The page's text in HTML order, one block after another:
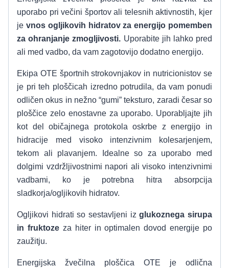
uporabo pri večini športov ali telesnih aktivnostih, kjer
je vnos ogljikovih hidratov za energijo pomemben
za ohranjanje zmogljivosti. Uporabite jih lahko pred
ali med vadbo, da vam zagotovijo dodatno energijo.
Ekipa OTE športnih strokovnjakov in nutricionistov se
je pri teh ploščicah izredno potrudila, da vam ponudi
odličen okus in nežno “gumi” teksturo, zaradi česar so
ploščice zelo enostavne za uporabo. Uporabljajte jih
kot del običajnega protokola oskrbe z energijo in
hidracije med visoko intenzivnim kolesarjenjem,
tekom ali plavanjem. Idealne so za uporabo med
dolgimi vzdržljivostnimi napori ali visoko intenzivnimi
vadbami, ko je potrebna hitra absorpcija
sladkorja/ogljikovih hidratov.
Ogljikovi hidrati so sestavljeni izglukoznega sirupa
in fruktozeza hiter in optimalen dovod energije po
zaužitju.
Energijska žvečilna ploščica OTE je odlična